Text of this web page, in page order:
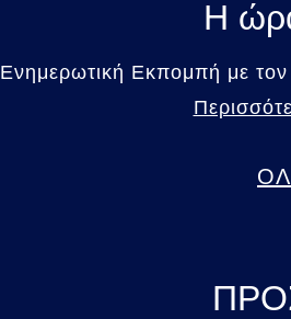
Η
Ενημερωτική Εκπομπή με